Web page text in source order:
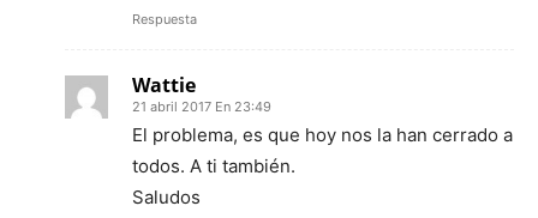
Respuesta
Wattie
21 abril 2017 En 23:49
El problema, es que hoy nos la han cerrado a
todos. A ti también.
Saludos